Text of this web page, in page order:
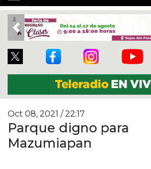
Previous
Oct 08, 2021 / 22:17
Parque digno para
Mazumiapan